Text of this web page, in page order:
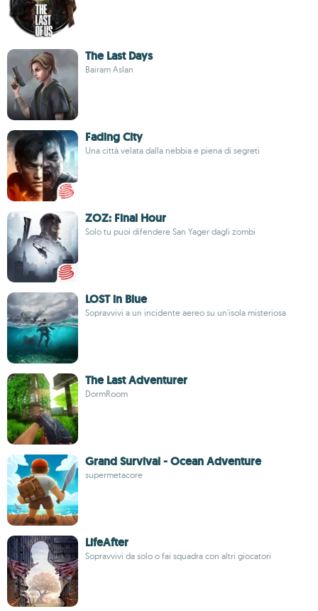
The Last Days
Bairam Aslan
Fading City
Una città velata dalla nebbia e piena di segreti
ZOZ: Final Hour
Solo tu puoi difendere San Yager dagli zombi
LOST in Blue
Sopravvivi a un incidente aereo su un'isola misteriosa
The Last Adventurer
DormRoom
Grand Survival - Ocean Adventure
supermetacore
LifeAfter
Sopravvivi da solo o fai squadra con altri giocatori